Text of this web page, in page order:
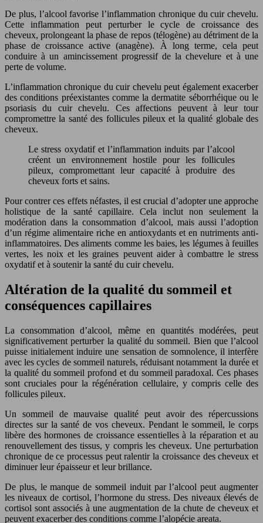
De plus, l’alcool favorise l’inflammation chronique du cuir chevelu.
Cette inflammation peut perturber le cycle de croissance des
cheveux, prolongeant la phase de repos (télogène) au détriment de la
phase de croissance active (anagène). À long terme, cela peut
conduire à un amincissement progressif de la chevelure et à une
perte de volume.
L’inflammation chronique du cuir chevelu peut également exacerber
des conditions préexistantes comme la dermatite séborrhéique ou le
psoriasis du cuir chevelu. Ces affections peuvent à leur tour
compromettre la santé des follicules pileux et la qualité globale des
cheveux.
Le stress oxydatif et l’inflammation induits par l’alcool
créent un environnement hostile pour les follicules
pileux, compromettant leur capacité à produire des
cheveux forts et sains.
Pour contrer ces effets néfastes, il est crucial d’adopter une approche
holistique de la santé capillaire. Cela inclut non seulement la
modération dans la consommation d’alcool, mais aussi l’adoption
d’un régime alimentaire riche en antioxydants et en nutriments anti-
inflammatoires. Des aliments comme les baies, les légumes à feuilles
vertes, les noix et les graines peuvent aider à combattre le stress
oxydatif et à soutenir la santé du cuir chevelu.
Altération de la qualité du sommeil et
conséquences capillaires
La consommation d’alcool, même en quantités modérées, peut
significativement perturber la qualité du sommeil. Bien que l’alcool
puisse initialement induire une sensation de somnolence, il interfère
avec les cycles de sommeil naturels, réduisant notamment la durée et
la qualité du sommeil profond et du sommeil paradoxal. Ces phases
sont cruciales pour la régénération cellulaire, y compris celle des
follicules pileux.
Un sommeil de mauvaise qualité peut avoir des répercussions
directes sur la santé de vos cheveux. Pendant le sommeil, le corps
libère des hormones de croissance essentielles à la réparation et au
renouvellement des tissus, y compris les cheveux. Une perturbation
chronique de ce processus peut ralentir la croissance des cheveux et
diminuer leur épaisseur et leur brillance.
De plus, le manque de sommeil induit par l’alcool peut augmenter
les niveaux de cortisol, l’hormone du stress. Des niveaux élevés de
cortisol sont associés à une augmentation de la chute de cheveux et
peuvent exacerber des conditions comme l’alopécie areata.